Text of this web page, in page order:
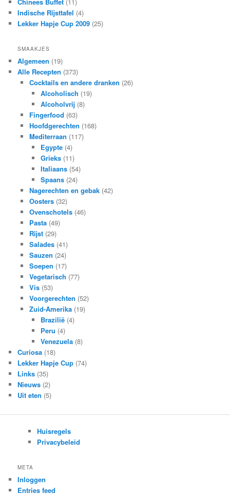
Indische Rijsttafel (4)
Lekker Hapje Cup 2009 (25)
SMAAKJES
Algemeen (19)
Alle Recepten (373)
Cocktails en andere dranken (26)
Alcoholisch (19)
Alcoholvrij (8)
Fingerfood (63)
Hoofdgerechten (168)
Mediterraan (117)
Egypte (4)
Grieks (11)
Italiaans (54)
Spaans (24)
Nagerechten en gebak(42)
Oosters(32)
Ovenschotels(46)
Pasta(49)
Rijst(29)
Salades(41)
Sauzen (24)
Soepen (17)
Vegetarisch (77)
Vis(53)
Voorgerechten (52)
Zuid-Amerika(19)
Brazilië (4)
Peru (4)
Venezuela (8)
Curiosa (18)
Lekker Hapje Cup (74)
Links (35)
Nieuws (2)
Uit eten (5)
Huisregels
Privacybeleid
META
Inloggen
Entries feed